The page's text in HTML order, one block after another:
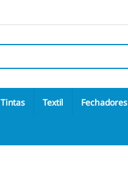
Tintas Textil Fechadores